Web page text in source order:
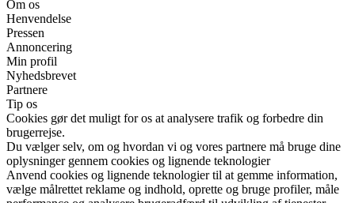
Om os
Henvendelse
Pressen
Annoncering
Min profil
Nyhedsbrevet
Partnere
Tip os
Cookies gør det muligt for os at analysere trafik og forbedre din
brugerrejse.
Du vælger selv, om og hvordan vi og vores partnere må bruge dine
oplysninger gennem cookies og lignende teknologier
Anvend cookies og lignende teknologier til at gemme information,
vælge målrettet reklame og indhold, oprette og bruge profiler, måle